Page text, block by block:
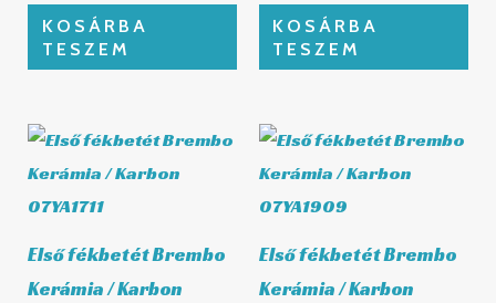
KOSÁRBA
TESZEM
KOSÁRBA
TESZEM
Első fékbetét Brembo
Kerámia / Karbon
Első fékbetét Brembo
Kerámia / Karbon